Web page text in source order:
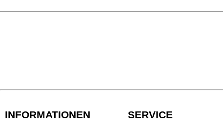
INFORMATIONEN SERVICE